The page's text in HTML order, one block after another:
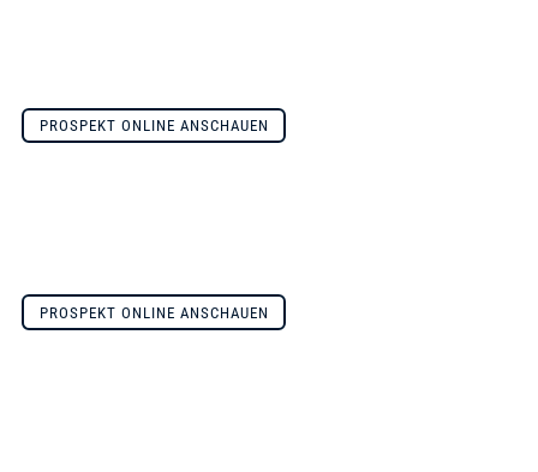
PROSPEKT ONLINE ANSCHAUEN
PROSPEKT ONLINE ANSCHAUEN